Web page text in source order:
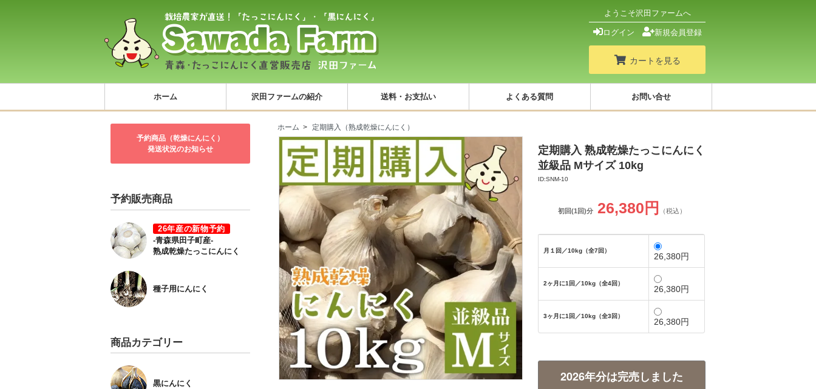
ようこそ沢田ファームへ
ログイン 新規会員登録
カートを見る
ホーム 沢田ファームの紹介 送料・お支払い よくある質問 お問い合せ
ホーム > 定期購入（熟成乾燥にんにく）
定期購入 熟成乾燥たっこにんにく
並級品 Mサイズ 10kg
ID:SNM-10
初回(1回)分26,380円 （税込）
月１回／10kg（全7回）
26,380円
2ヶ月に1回／10kg（全4回）
26,380円
3ヶ月に1回／10kg（全3回）
26,380円
2026年分は完売しました
予約商品（乾燥にんにく）
発送状況のお知らせ
予約販売商品
26年産の新物予約
-青森県田子町産-
熟成乾燥たっこにんにく
種子用にんにく
商品カテゴリー
黒にんにく